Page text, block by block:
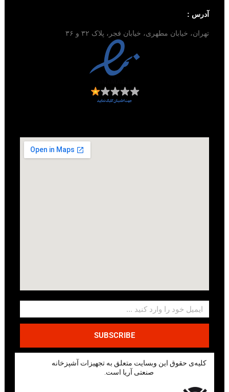
آدرس :
تهران، خیابان مطهری، خیابان فجر، پلاک ۳۲ و ۳۶
SUBSCRIBE
کلیه‌ی حقوق این وبسایت متعلق به تجهیزات آشپزخانه
صنعتی آریا است.